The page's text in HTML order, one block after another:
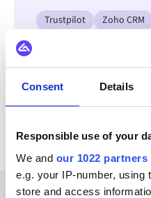
Consent Details
Responsible use of your
We and our 1022 partners
e.g. your IP-number, using
store and access
Trustpilot Zoho CRM
Bekijk alle Instagram